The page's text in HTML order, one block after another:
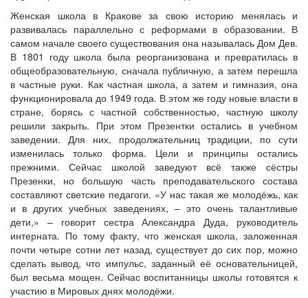
Женская школа в Кракове за свою историю менялась и
развивалась параллельно с реформами в образовании. В
самом начале своего существования она называлась Дом Дев.
В 1801 году школа была реорганизована и превратилась в
общеобразовательную, сначала публичную, а затем перешла
в частные руки. Как частная школа, а затем и гимназия, она
функционировала до 1949 года. В этом же году новые власти в
стране, борясь с частной собственностью, частную школу
решили закрыть. При этом Презентки остались в учебном
заведении. Для них, продолжательниц традиции, по сути
изменилась только форма. Цели и принципы остались
прежними. Сейчас школой заведуют всё также сёстры
Презенки, но большую часть преподавательского состава
составляют светские педагоги. «У нас такая же молодёжь, как
и в других учебных заведениях, – это очень талантливые
дети,» – говорит сестра Александра Дуда, руководитель
интерната. По тому факту, что женская школа, заложенная
почти четыре сотни лет назад, существует до сих пор, можно
сделать вывод, что импульс, заданный её основательницей,
был весьма мощен. Сейчас воспитанницы школы готовятся к
участию в Мировых днях молодёжи.